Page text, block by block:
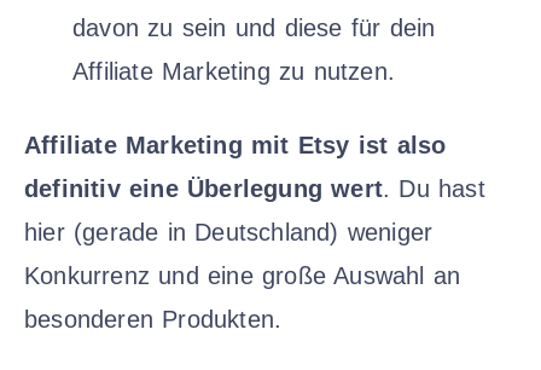
davon zu sein und diese für dein
Affiliate Marketing zu nutzen.
Affiliate Marketing mit Etsy ist also
definitiv eine Überlegung wert. Du hast
hier (gerade in Deutschland) weniger
Konkurrenz und eine große Auswahl an
besonderen Produkten.